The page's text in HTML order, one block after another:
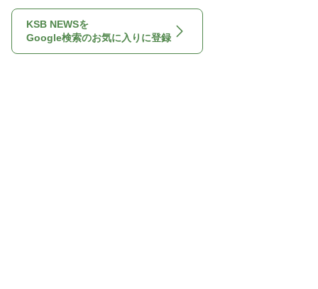
KSB NEWSを
Google検索のお気に入りに登録